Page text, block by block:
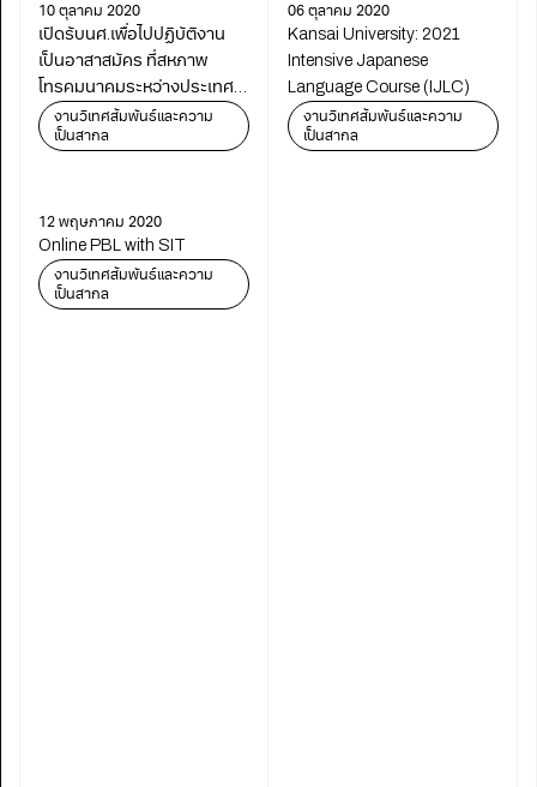
10 ตุลาคม 2020
เปิดรับนศ.เพื่อไปปฏิบัติงาน
เป็นอาสาสมัคร ที่สหภาพ
โทรคมนาคมระหว่างประเทศ
หรือ International
Telecommunication Union
งานวิเทศสัมพันธ์และความ
เป็นสากล
06 ตุลาคม 2020
Kansai University: 2021
Intensive Japanese
Language Course (IJLC)
งานวิเทศสัมพันธ์และความ
เป็นสากล
12 พฤษภาคม 2020
Online PBL with SIT
งานวิเทศสัมพันธ์และความ
เป็นสากล